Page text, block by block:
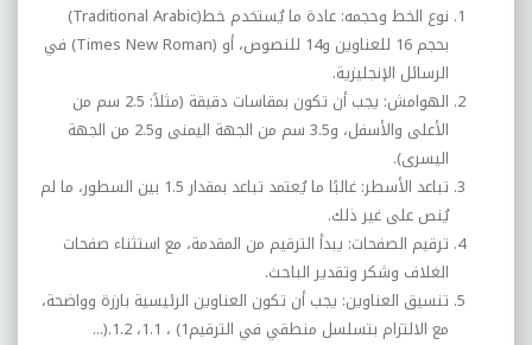
نوع الخط وحجمه: عادة ما يُستخدم خط(Traditional Arabic)
بحجم 16 للعناوين و14 للنصوص، أو
(Times New Roman) في
الرسائل الإنجليزية.
الهوامش: يجب أن تكون بمقاسات دقيقة (مثلاً: 2.5 سم من
الأعلى والأسفل، و3.5 سم من الجهة اليمنى و2.5 من الجهة
اليسرى).
تباعد الأسطر: غالبًا ما يُعتمد تباعد بمقدار 1.5 بين السطور، ما لم
يُنص على غير ذلك.
ترقيم الصفحات: يبدأ الترقيم من المقدمة، مع استثناء صفحات
الغلاف وشكر وتقدير الباحث.
تنسيق العناوين: يجب أن تكون العناوين الرئيسية بارزة وواضحة،
مع الالتزام بتسلسل منطقي في الترقيم(1 ، 1.1، 1.2 ...).